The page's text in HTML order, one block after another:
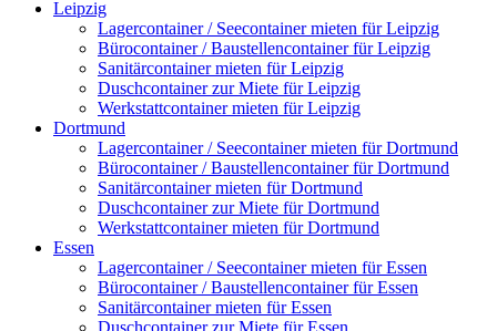
Leipzig
Lagercontainer / Seecontainer mieten für Leipzig
Bürocontainer / Baustellencontainer für Leipzig
Sanitärcontainer mieten für Leipzig
Duschcontainer zur Miete für Leipzig
Werkstattcontainer mieten für Leipzig
Dortmund
Lagercontainer / Seecontainer mieten für Dortmund
Bürocontainer / Baustellencontainer für Dortmund
Sanitärcontainer mieten für Dortmund
Duschcontainer zur Miete für Dortmund
Werkstattcontainer mieten für Dortmund
Essen
Lagercontainer / Seecontainer mieten für Essen
Bürocontainer / Baustellencontainer für Essen
Sanitärcontainer mieten für Essen
Duschcontainer zur Miete für Essen